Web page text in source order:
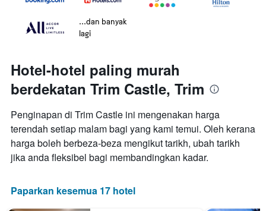
...dan banyak
lagi
Hotel-hotel paling murah
berdekatan Trim Castle, Trim
Penginapan di Trim Castle ini mengenakan harga
terendah setiap malam bagi yang kami temui. Oleh kerana
harga boleh berbeza-beza mengikut tarikh, ubah tarikh
jika anda fleksibel bagi membandingkan kadar.
Paparkan kesemua 17 hotel